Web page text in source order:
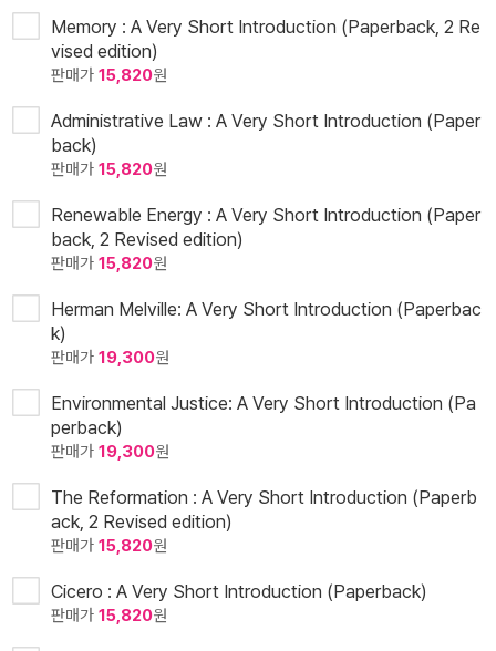
Memory : A Very Short Introduction (Paperback, 2 Re
vised edition)
판매가 15,820원
Administrative Law : A Very Short Introduction (Paper
back)
판매가 15,820원
Renewable Energy : A Very Short Introduction (Paper
back, 2 Revised edition)
판매가 15,820원
Herman Melville: A Very Short Introduction (Paperbac
k)
판매가 19,300원
Environmental Justice: A Very Short Introduction (Pa
perback)
판매가 19,300원
The Reformation : A Very Short Introduction (Paperb
ack, 2 Revised edition)
판매가 15,820원
Cicero : A Very Short Introduction (Paperback)
판매가 15,820원